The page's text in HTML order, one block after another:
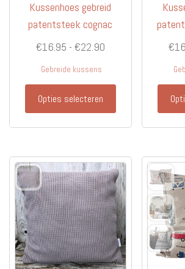
Kussenhoes gebreid
patentsteek cognac
€16.95 - €22.90Prijsklasse:
Gebreide kussens
Opties selecteren
Dit
Deze
optie
kan
gekozen
worden
op
de
€